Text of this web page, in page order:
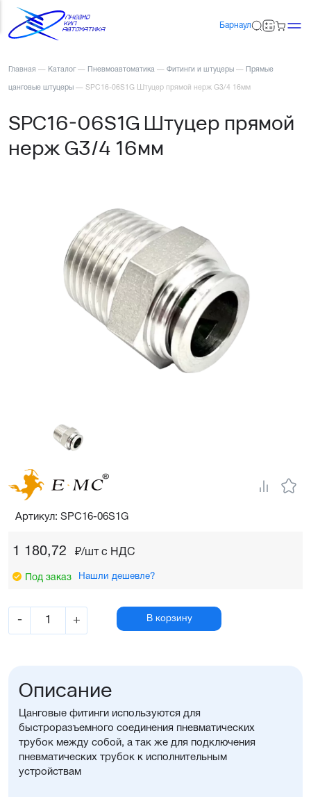
Барнаул
Главная — Каталог — Пневмоавтоматика — Фитинги и штуцеры — Прямые
цанговые штуцеры — SPC16-06S1G Штуцер прямой нерж G3/4 16мм
SPC16-06S1G Штуцер прямой
нерж G3/4 16мм
1 180,72 ₽/шт c НДС
Под заказ Нашли дешевле?
- + В корзину
Артикул: SPC16-06S1G
Описание
Цанговые фитинги используются для
быстроразъемного соединения пневматических
трубок между собой, а так же для подключения
пневматических трубок к исполнительным
устройствам